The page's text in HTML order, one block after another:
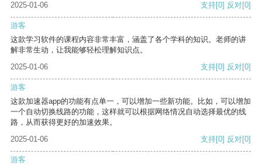
2025-01-06 支持[0] 反对[0]
游客
这款学习软件的课程内容非常丰富，涵盖了各个学科的知识。老师的讲
解非常生动，让我能够轻松理解知识点。
2025-01-06
支持[0] 反对[0]
游客
这款加速器app的功能有点单一，可以增加一些新功能。比如，可以增加
一个自动切换线路的功能，这样就可以根据网络情况自动选择最优的线
路，从而获得更好的加速效果。
2025-01-06
支持[0] 反对[0]
游客